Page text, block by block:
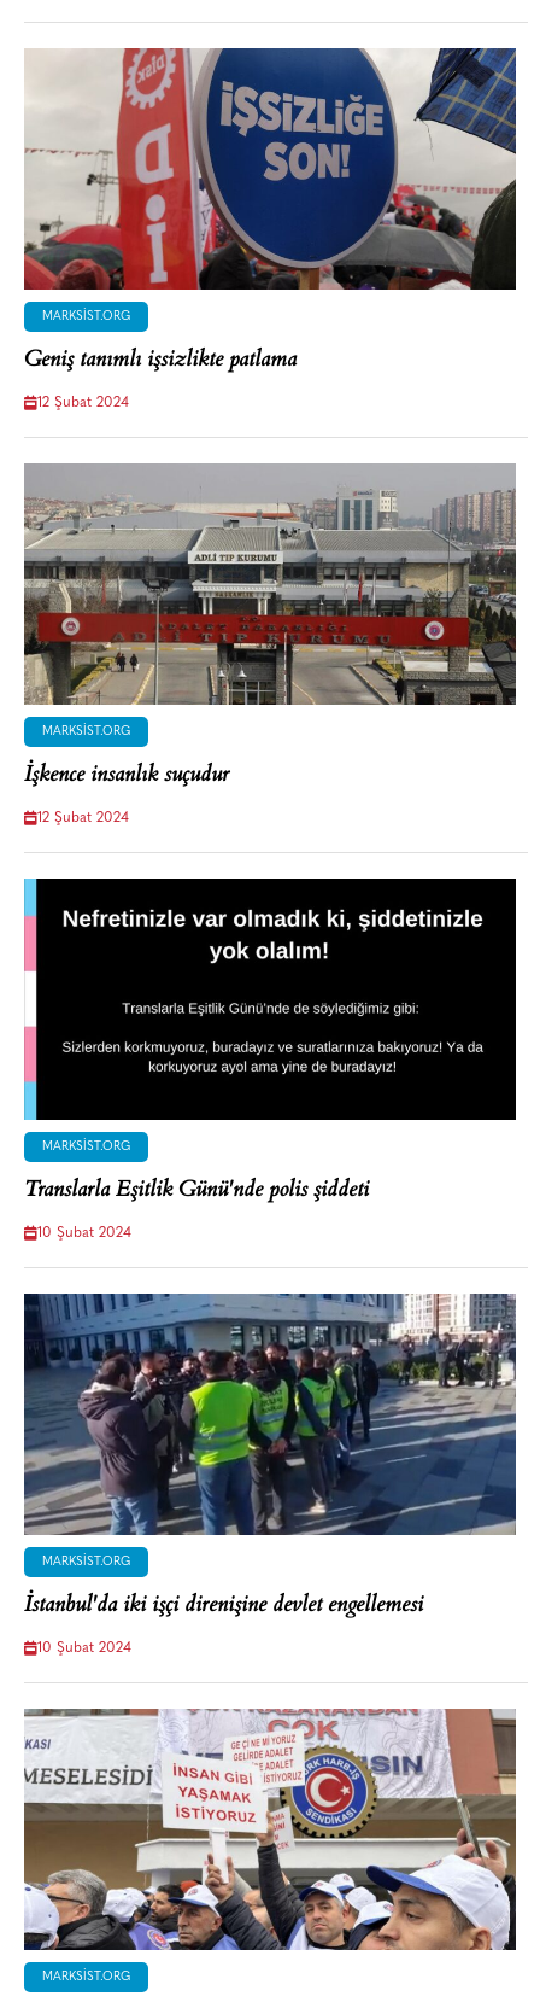
MARKSIST.ORG
Geniş tanımlı işsizlikte patlama
12 Şubat 2024
MARKSIST.ORG
İşkence insanlık suçudur
12 Şubat 2024
MARKSIST.ORG
Translarla Eşitlik Günü'nde polis şiddeti
10 Şubat 2024
MARKSIST.ORG
İstanbul'da iki işçi direnişine devlet engellemesi
10 Şubat 2024
MARKSIST.ORG